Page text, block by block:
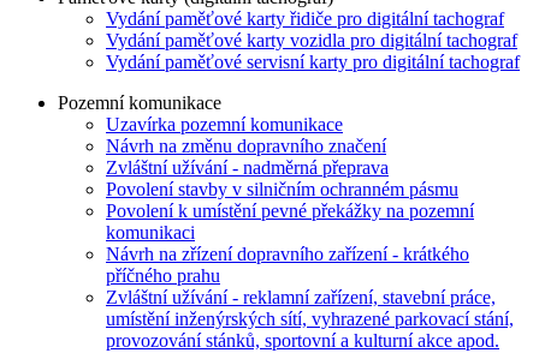
Vydání paměťové karty řidiče pro digitální tachograf
Vydání paměťové karty vozidla pro digitální tachograf
Vydání paměťové servisní karty pro digitální tachograf
Pozemní komunikace
Uzavírka pozemní komunikace
Návrh na změnu dopravního značení
Zvláštní užívání - nadměrná přeprava
Povolení stavby v silničním ochranném pásmu
Povolení k umístění pevné překážky na pozemní
komunikaci
Návrh na zřízení dopravního zařízení - krátkého
příčného prahu
Zvláštní užívání - reklamní zařízení, stavební práce,
umístění inženýrských sítí, vyhrazené parkovací stání,
provozování stánků, sportovní a kulturní akce apod.